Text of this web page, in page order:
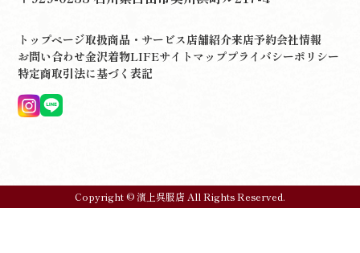
トップページ取扱商品・サービス店舗紹介来店予約会社情報
お問い合わせ金沢着物LIFEサイトマッププライバシーポリシー
特定商取引法に基づく表記
Copyright © 濱上呉服店 All Rights Reserved.